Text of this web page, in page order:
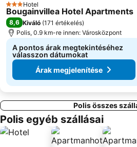
3 Kategória
Hotel
Bougainvillea Hotel Apartments
8,6 Kiváló (171 értékelés)
Polis, 0.9 km-re innen: Városközpont
A pontos árak megtekintéséhez
válasszon dátumokat
Árak megjelenítése
Polis összes
Polis egyéb szállásai